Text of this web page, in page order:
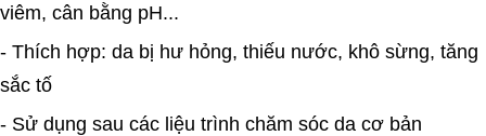
viêm, cân bằng pH...
- Thích hợp: da bị hư hỏng, thiếu nước, khô sừng, tăng
sắc tố
- Sử dụng sau các liệu trình chăm sóc da cơ bản